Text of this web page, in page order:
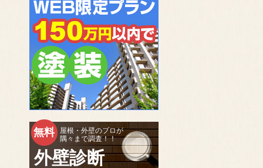
無料
屋根・外壁のプロが
隅々まで調査！！
外壁診断